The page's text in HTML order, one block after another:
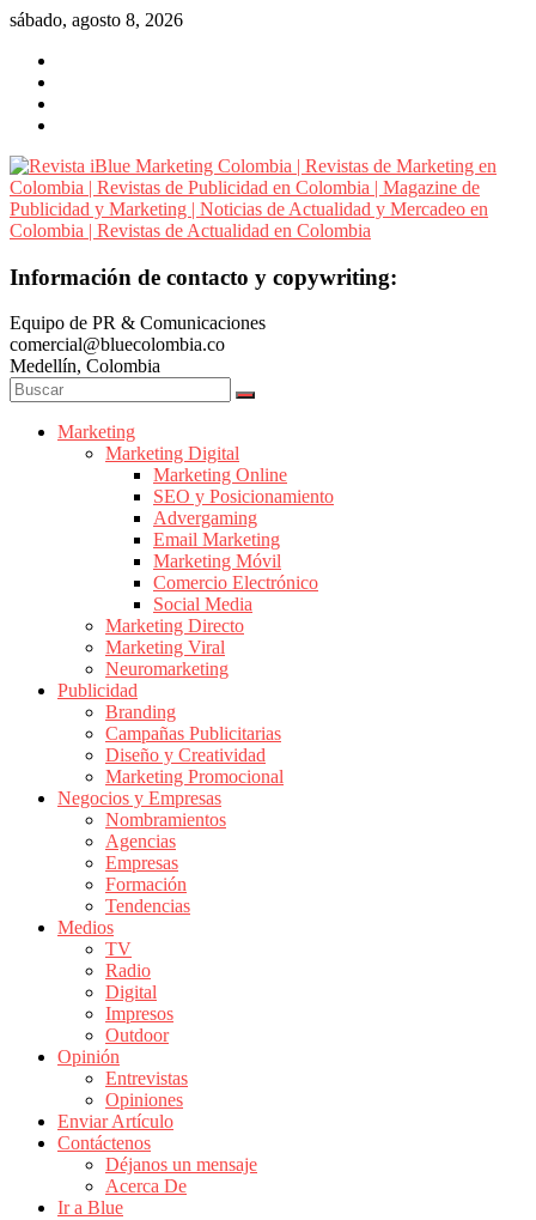
Saltar
contenido
sábado, agosto 8, 2026
Revista
Marketing
Colombia
|
Revistas
Marketing
Publicidad
Colombia
Magazine
Publicidad
Marketing
Noticias
Actualidad
Mercadeo
Colombia
Revistas
Actualidad
Colombia
Información de contacto y copywriting:
Equipo de PR & Comunicaciones
comercial@bluecolombia.co
Medellín, Colombia
Marketing
Marketing Digital
Marketing Online
SEO y Posicionamiento
Advergaming
Email Marketing
Marketing Móvil
Comercio Electrónico
Social Media
Marketing Directo
Marketing Viral
Neuromarketing
Publicidad
Branding
Campañas Publicitarias
Diseño y Creatividad
Marketing Promocional
Negocios y Empresas
Nombramientos
Agencias
Empresas
Formación
Tendencias
Medios
TV
Radio
Digital
Impresos
Outdoor
Opinión
Entrevistas
Opiniones
Enviar Artículo
Contáctenos
Déjanos un mensaje
Acerca De
Ir a Blue